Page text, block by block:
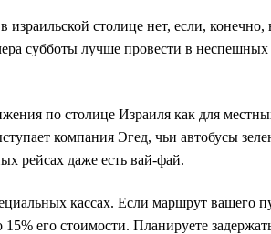
столице нет, если,
субботы лучше провести в
по столице Израиля как для
компания Эгед, чьи автобусы
рейсах даже есть вай-фай.
кассах. Если маршрут вашего
его стоимости. Планируете